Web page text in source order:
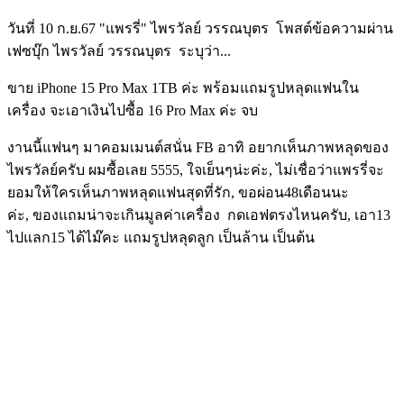
วันที่ 10 ก.ย.67 "แพรรี่" ไพรวัลย์ วรรณบุตร โพสต์ข้อความผ่าน
เฟซบุ๊ก ไพรวัลย์ วรรณบุตร ระบุว่า...
ขาย iPhone 15 Pro Max 1TB ค่ะ พร้อมแถมรูปหลุดแฟนใน
เครื่อง จะเอาเงินไปซื้อ 16 Pro Max ค่ะ จบ
งานนี้แฟนๆ มาคอมเมนต์สนั่น FB อาทิ อยากเห็นภาพหลุดของ
ไพรวัลย์ครับ ผมซื้อเลย 5555, ใจเย็นๆน่ะค่ะ, ไม่เชื่อว่าแพรรี่จะ
ยอมให้ใครเห็นภาพหลุดแฟนสุดที่รัก, ขอผ่อน48เดือนนะ
ค่ะ, ของแถมน่าจะเกินมูลค่าเครื่อง​ กดเอฟตรงไหนครับ, เอา13
ไปแลก15 ได้ไม๊คะ แถมรูปหลุดลูก เป็นล้าน เป็นต้น